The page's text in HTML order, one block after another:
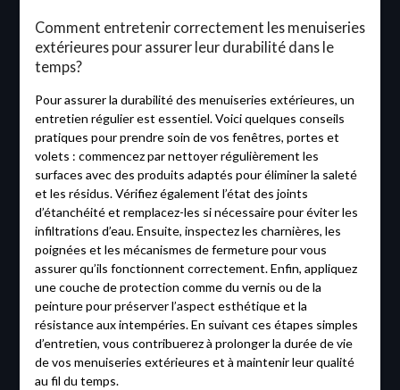
Comment entretenir correctement les menuiseries
extérieures pour assurer leur durabilité dans le
temps?
Pour assurer la durabilité des menuiseries extérieures, un
entretien régulier est essentiel. Voici quelques conseils
pratiques pour prendre soin de vos fenêtres, portes et
volets : commencez par nettoyer régulièrement les
surfaces avec des produits adaptés pour éliminer la saleté
et les résidus. Vérifiez également l’état des joints
d’étanchéité et remplacez-les si nécessaire pour éviter les
infiltrations d’eau. Ensuite, inspectez les charnières, les
poignées et les mécanismes de fermeture pour vous
assurer qu’ils fonctionnent correctement. Enfin, appliquez
une couche de protection comme du vernis ou de la
peinture pour préserver l’aspect esthétique et la
résistance aux intempéries. En suivant ces étapes simples
d’entretien, vous contribuerez à prolonger la durée de vie
de vos menuiseries extérieures et à maintenir leur qualité
au fil du temps.